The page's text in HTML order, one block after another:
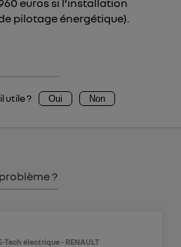
euros si l’installation
pilotage énergétique).
utile ? Oui Non
?
Tech électrique - RENAULT
d’Utiq("
veuillez consulter